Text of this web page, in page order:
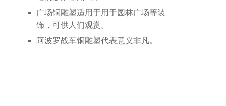
广场铜雕塑适用于用于园林广场等装
饰，可供人们观赏。
阿波罗战车铜雕塑代表意义非凡。